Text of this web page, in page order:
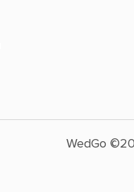
WedGo